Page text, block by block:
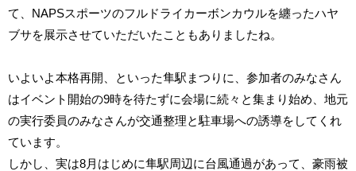
て、NAPSスポーツのフルドライカーボンカウルを纏ったハヤ
ブサを展示させていただいたこともありましたね。
いよいよ本格再開、といった隼駅まつりに、参加者のみなさん
はイベント開始の9時を待たずに会場に続々と集まり始め、地元
の実行委員のみなさんが交通整理と駐車場への誘導をしてくれ
ています。
しかし、実は8月はじめに隼駅周辺に台風通過があって、豪雨被